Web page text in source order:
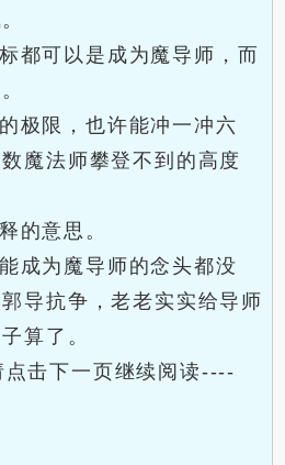
都可以是成为魔导师，而
极限，也许能冲一冲六
魔法师攀登不到的高度
的意思。
成为魔导师的念头都没
导抗争，老老实实给导师
算了。
击下一页继续阅读----